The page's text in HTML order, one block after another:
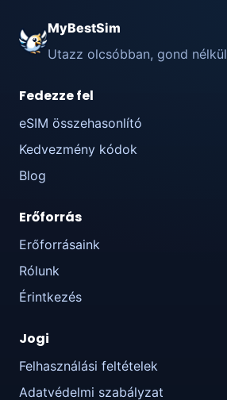
MyBestSim
Utazz olcsóbban, gond nélkül
Fedezze fel
eSIM összehasonlító
Kedvezmény kódok
Blog
Erőforrás
Erőforrásaink
Rólunk
Érintkezés
Jogi
Felhasználási feltételek
Adatvédelmi szabályzat